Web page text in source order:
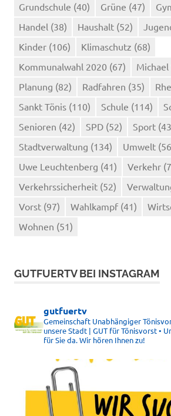
Grundschule (40) Grüne (47)
Handel (38) Haushalt (52)
Kinder (106) Klimaschutz (68)
Kommunalwahl 2020 (67)
Planung (82) Radfahren (35)
Sankt Tönis (110) Schule (114)
Senioren (42) SPD (52) Sport
Stadtverwaltung (134) Umwelt
Uwe Leuchtenberg (41) Verkehr
Verkehrssicherheit (52)
Vorst (97) Wahlkampf (41)
Wohnen (51)
GUTFUERTV BEI INSTAGRAM
gutfuertv
Gemeinschaft Unabhängiger
unsere Stadt | GUT für Tönisvorst •
für Sie da. Wir hören Ihnen zu!